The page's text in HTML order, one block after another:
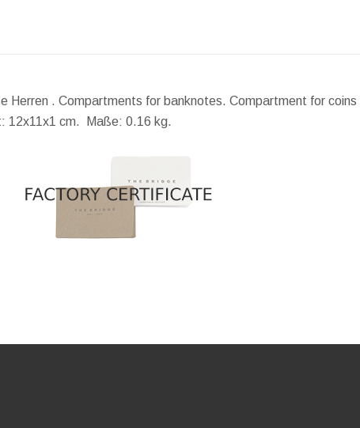
. Compartments for banknotes. Compartment for
12x11x1 cm. Maße: 0.16 kg.